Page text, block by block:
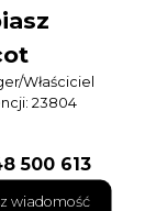
Właściciel
23804
500 613
wiadomość